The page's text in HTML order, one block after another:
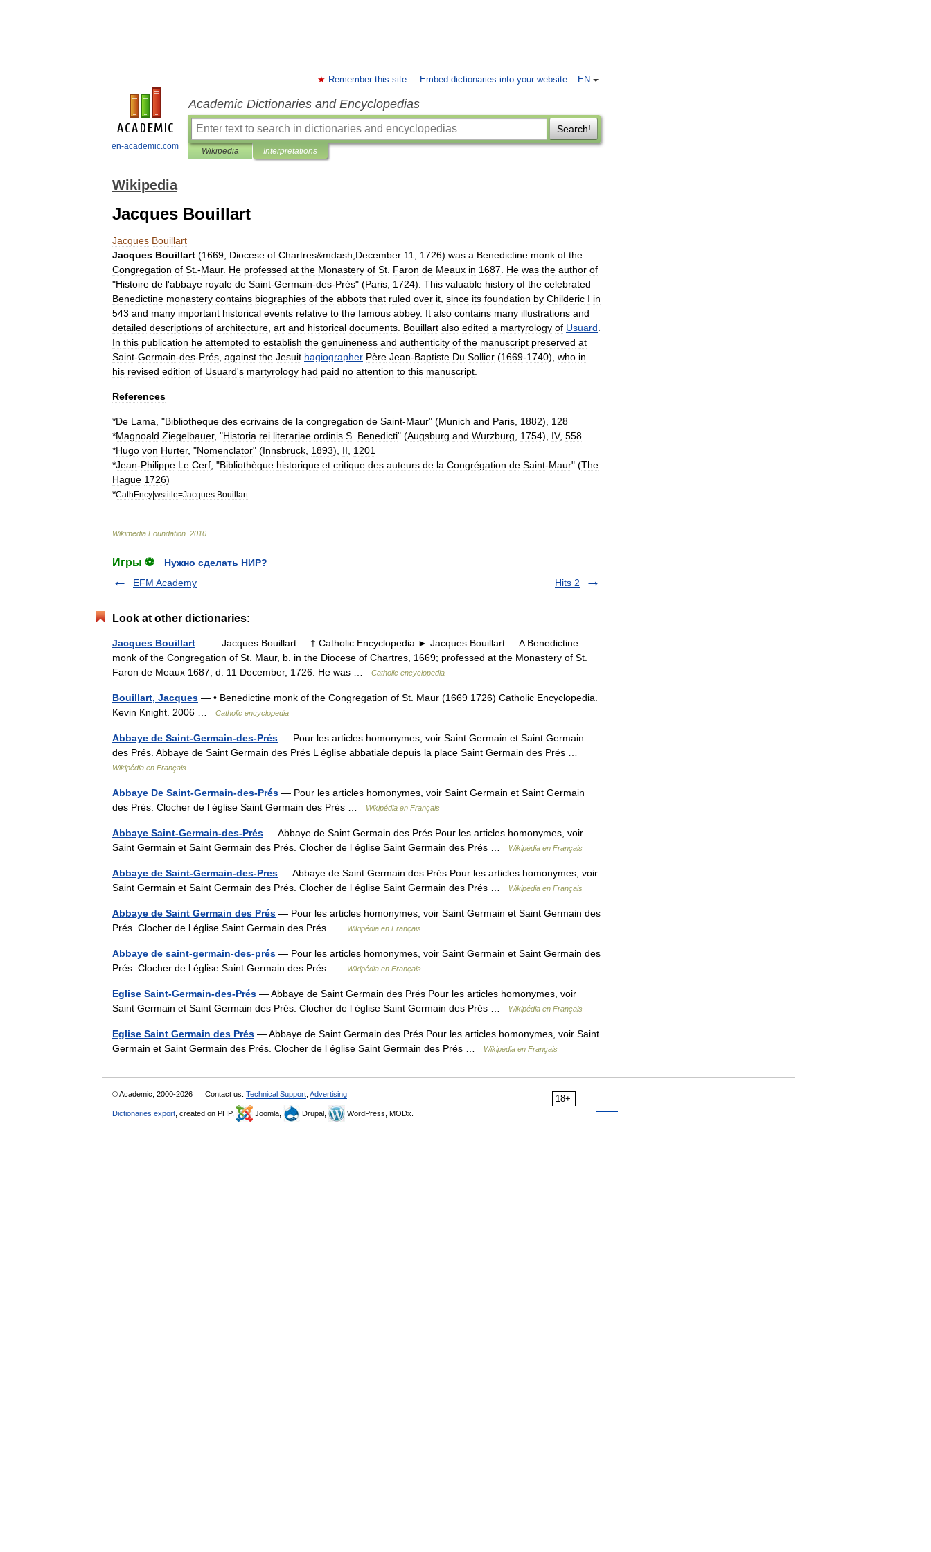
en-academic.com
EN
Remember this site Embed dictionaries into your website
Academic Dictionaries and Encyclopedias
Search!
Wikipedia Interpretations
Wikipedia
Jacques Bouillart
Jacques Bouillart
Jacques Bouillart (1669 Diocese of Chartres&mdash;December 11 1726) was a Benedictine monk of the
Congregation of St .-Maur. He professed at the Monastery of St Faron de Meaux in 1687 He was the author of
"Histoire de l'abbaye royale de Saint-Germain-des-Prés" (Paris 1724). This valuable history of the celebrated
Benedictine monastery contains biographies of the abbots that ruled over it since its foundation by Childeric I in
543 and many important historical events relative to the famous abbey. It also contains many illustrations and
detailed descriptions of architecture art and historical documents Bouillart also edited a martyrology of Usuard
In this publication he attempted to establish the genuineness and authenticity of the manuscript preserved at
Saint-Germain-des-Prés against the Jesuit hagiographer Père Jean-Baptiste Du Sollier (1669-1740), who in
his revised edition of Usuard's martyrology had paid no attention to this manuscript
References
*De Lama , "Bibliotheque des ecrivains de la congregation de Saint-Maur" (Munich and Paris 1882), 128
*Magnoald Ziegelbauer, "Historia rei literariae ordinis S Benedicti" (Augsburg and Wurzburg 1754), IV, 558
*Hugo von Hurter, "Nomenclator" (Innsbruck 1893), II
1201
*Jean-Philippe Le Cerf , "Bibliothèque historique et critique des auteurs de la Congrégation de Saint-Maur" (The
Hague 1726)
*CathEncy|wstitle=Jacques Bouillart
Wikimedia Foundation 2010
Игры ⚽
Нужно сделать НИР?
EFM Academy
Hits 2
Look at other dictionaries:
Jacques Bouillart — Jacques Bouillart † Catholic Encyclopedia ► Jacques Bouillart A Benedictine
monk of the Congregation of St. Maur, b. in the Diocese of Chartres, 1669; professed at the Monastery of St.
Faron de Meaux 1687, d. 11 December, 1726. He was …
Catholic encyclopedia
Bouillart, Jacques — • Benedictine monk of the Congregation of St. Maur (1669 1726) Catholic Encyclopedia.
Kevin Knight. 2006 …
Catholic encyclopedia
Abbaye de Saint-Germain-des-Prés — Pour les articles homonymes, voir Saint Germain et Saint Germain
des Prés. Abbaye de Saint Germain des Prés L église abbatiale depuis la place Saint Germain des Prés …
Wikipédia en Français
Abbaye De Saint-Germain-des-Prés — Pour les articles homonymes, voir Saint Germain et Saint Germain
des Prés. Clocher de l église Saint Germain des Prés …
Wikipédia en Français
Abbaye Saint-Germain-des-Prés — Abbaye de Saint Germain des Prés Pour les articles homonymes, voir
Saint Germain et Saint Germain des Prés. Clocher de l église Saint Germain des Prés …
Wikipédia en Français
Abbaye de Saint-Germain-des-Pres — Abbaye de Saint Germain des Prés Pour les articles homonymes, voir
Saint Germain et Saint Germain des Prés. Clocher de l église Saint Germain des Prés …
Wikipédia en Français
Abbaye de Saint Germain des Prés — Pour les articles homonymes, voir Saint Germain et Saint Germain des
Prés. Clocher de l église Saint Germain des Prés …
Wikipédia en Français
Abbaye de saint-germain-des-prés — Pour les articles homonymes, voir Saint Germain et Saint Germain des
Prés. Clocher de l église Saint Germain des Prés …
Wikipédia en Français
Eglise Saint-Germain-des-Prés — Abbaye de Saint Germain des Prés Pour les articles homonymes, voir
Saint Germain et Saint Germain des Prés. Clocher de l église Saint Germain des Prés …
Wikipédia en Français
Eglise Saint Germain des Prés — Abbaye de Saint Germain des Prés Pour les articles homonymes, voir Saint
Germain et Saint Germain des Prés. Clocher de l église Saint Germain des Prés …
Wikipédia en Français
18+
© Academic, 2000-2026 Contact us: Technical Support Advertising
Dictionaries export , created on PHP, Joomla, Drupal, WordPress, MODx.